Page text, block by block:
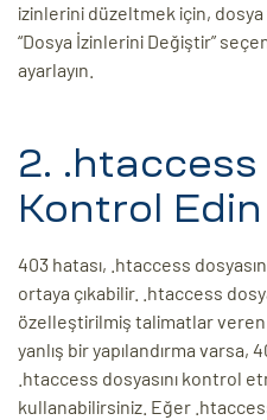
izinlerini düzeltmek için,
“Dosya İzinlerini Değiştir”
ayarlayın.
2. .htaccess
Kontrol Edin
403 hatası, .htaccess
ortaya çıkabilir. .htaccess
özelleştirilmiş talimatlar veren
yanlış bir yapılandırma varsa,
.htaccess dosyasını kontrol
kullanabilirsiniz. Eğer